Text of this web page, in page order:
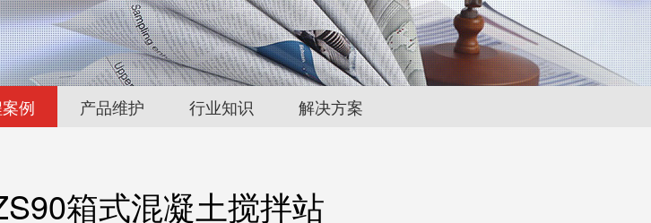
例 产品维护 行业知识 解决方案
箱式混凝土搅拌站